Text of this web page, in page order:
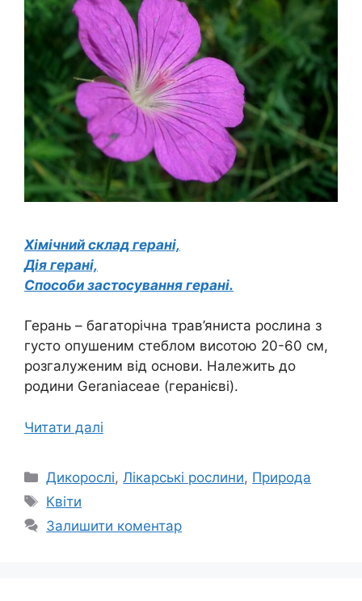
Хімічний склад герані,
Дія герані,
Способи застосування герані.
Герань – багаторічна трав’яниста рослина з
густо опушеним стеблом висотою 20-60 см,
розгалуженим від основи. Належить до
родини Geraniaceae (геранієві).
Читати далі
Категорії
Дикорослі,Лікарські рослини, Природа
Позначки
Квіти
Залишити коментар